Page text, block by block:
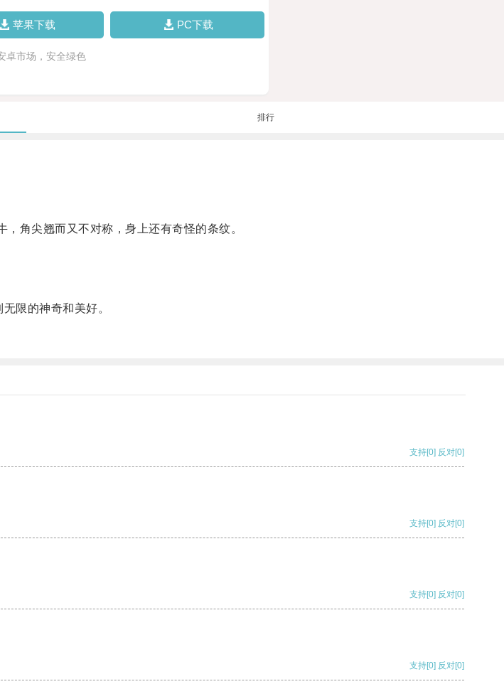
苹果下载 PC下载
卓市场，安全绿色
排行
角尖翘而又不对称，身上还有奇怪的条纹。
限的神奇和美好。
支持[0] 反对[0]
支持[0] 反对[0]
支持[0] 反对[0]
支持[0] 反对[0]